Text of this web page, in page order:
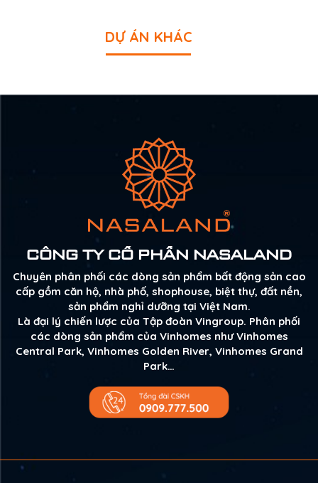
DỰ ÁN KHÁC
CÔNG TY CỔ PHẦN NASALAND
Chuyên phân phối các dòng sản phẩm bất động sản cao
cấp gồm căn hộ, nhà phố, shophouse, biệt thự, đất nền,
sản phẩm nghỉ dưỡng tại Việt Nam.
Là đại lý chiến lược của Tập đoàn Vingroup. Phân phối
các dòng sản phẩm của Vinhomes như Vinhomes
Central Park, Vinhomes Golden River, Vinhomes Grand
Park…